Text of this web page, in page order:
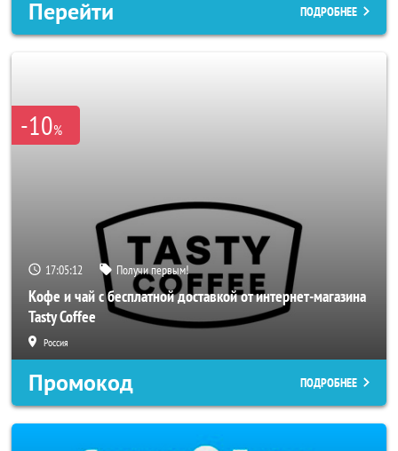
Перейти ПОДРОБНЕЕ
-10%
17:05:10 Получи первым!
Кофе и чай с бесплатной доставкой от интернет-магазина
Tasty Coffee
Россия
Промокод ПОДРОБНЕЕ